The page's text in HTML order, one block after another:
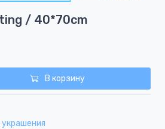
/ 40*70cm
В корзину